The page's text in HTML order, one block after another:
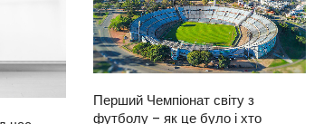
Перший Чемпіонат світу з
футболу – як це було і хто